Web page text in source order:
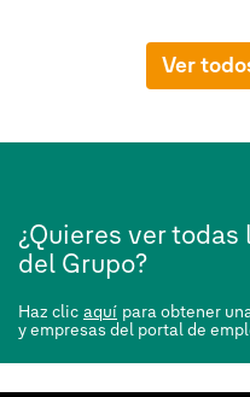
Ver
¿Quieres ver
del Grupo?
Haz clic aquí para obtener
y empresas del portal de